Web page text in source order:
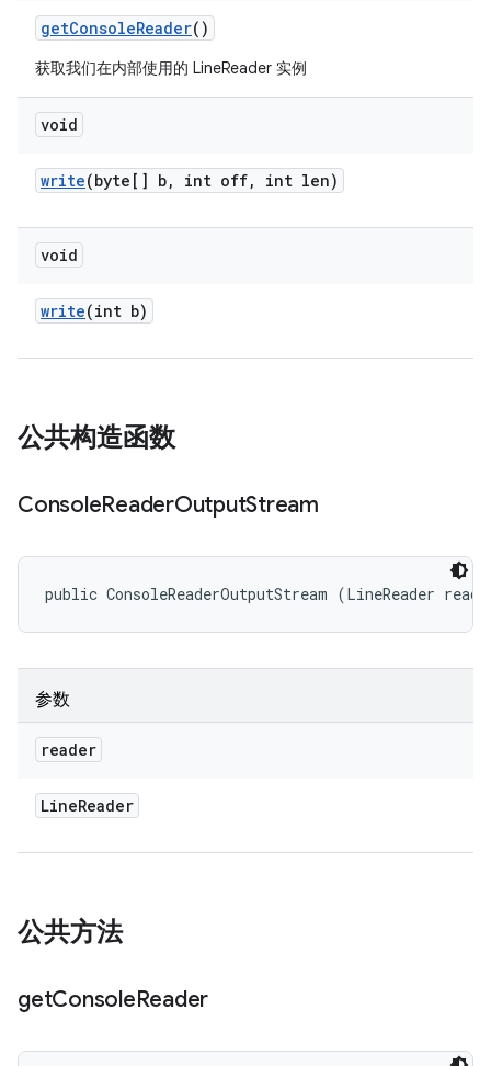
getConsoleReader()
获取我们在内部使用的 LineReader 实例
void
write(byte[] b, int off, int len)
void
write(int b)
公共构造函数
ConsoleReaderOutputStream
public ConsoleReaderOutputStream (LineReader
参数
reader
LineReader
公共方法
getConsoleReader